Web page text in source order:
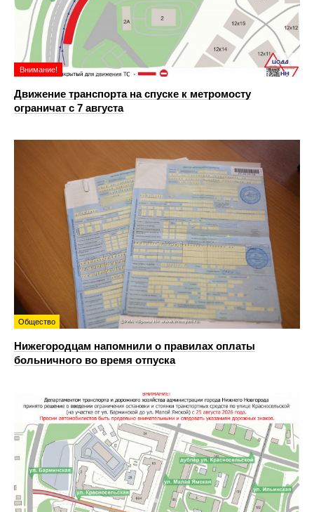
Внимание!
Движение транспорта на спуске к метромосту
ограничат с 7 августа
Общество
Нижегородцам напомнили о правилах оплаты
больничного во время отпуска